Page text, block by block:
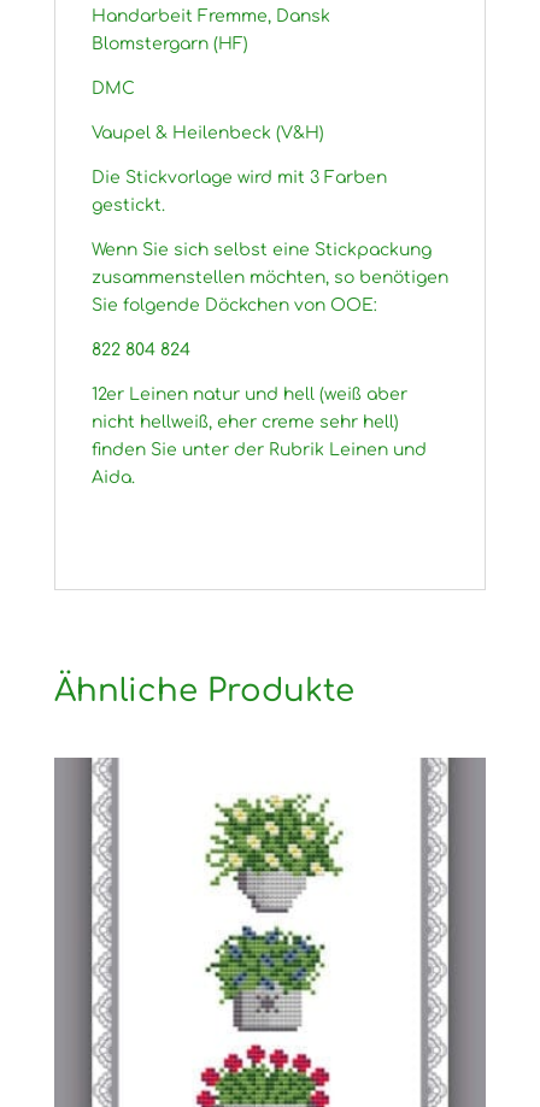
Handarbeit Fremme, Dansk
Blomstergarn (HF)
DMC
Vaupel & Heilenbeck (V&H)
Die Stickvorlage wird mit 3 Farben
gestickt.
Wenn Sie sich selbst eine Stickpackung
zusammenstellen möchten, so benötigen
Sie folgende Döckchen von OOE:
822 804 824
12er Leinen natur und hell (weiß aber
nicht hellweiß, eher creme sehr hell)
finden Sie unter der Rubrik Leinen und
Aida.
Ähnliche Produkte